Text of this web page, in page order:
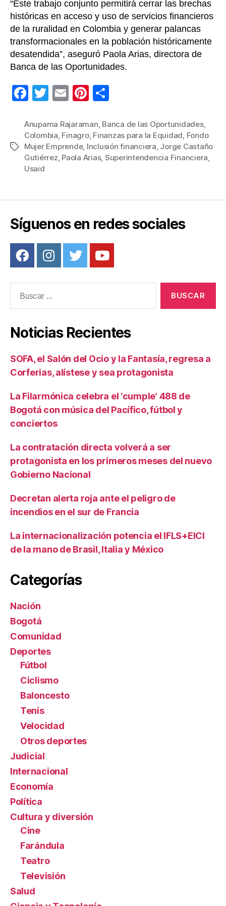
“Este trabajo conjunto permitirá cerrar las brechas
históricas en acceso y uso de servicios financieros
de la ruralidad en Colombia y generar palancas
transformacionales en la población históricamente
desatendida”, aseguró Paola Arias, directora de
Banca de las Oportunidades.
F
c
e
b
o
k
T
tt
er
E
ail
Pi
er
e
st
m
p
ar
Etiquetas
Anupama Rajaraman Banca de las Oportunidades,
Colombia Finagro, Finanzas para la Equidad Fondo
Mujer Emprende, Inclusión financiera Jorge Castaño
Gutiérrez Paola Arias, Superintendencia Financiera
Usaid
Síguenos en redes sociales
Noticias Recientes
SOFA, el Salón del Ocio y la Fantasía, regresa a
Corferias, alístese y sea protagonista
La Filarmónica celebra el ‘cumple’ 488 de
Bogotá con música del Pacífico, fútbol y
conciertos
La contratación directa volverá a ser
protagonista en los primeros meses del nuevo
Gobierno Nacional
Decretan alerta roja ante el peligro de
incendios en el sur de Francia
La internacionalización potencia el IFLS+EICI
de la mano de Brasil, Italia y México
Categorías
Nación
Bogotá
Comunidad
Deportes
Fútbol
Ciclismo
Baloncesto
Tenis
Velocidad
Otros deportes
Judicial
Internacional
Economía
Política
Cultura y diversión
Cine
Farándula
Teatro
Televisión
Salud